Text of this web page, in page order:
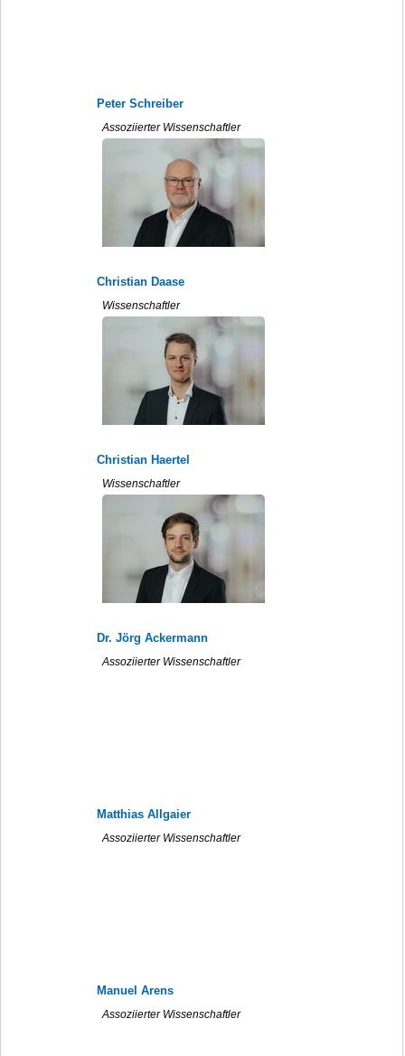
Peter Schreiber
Assoziierter Wissenschaftler
Christian Daase
Wissenschaftler
Christian Haertel
Wissenschaftler
Dr. Jörg Ackermann
Assoziierter Wissenschaftler
Matthias Allgaier
Assoziierter Wissenschaftler
Manuel Arens
Assoziierter Wissenschaftler